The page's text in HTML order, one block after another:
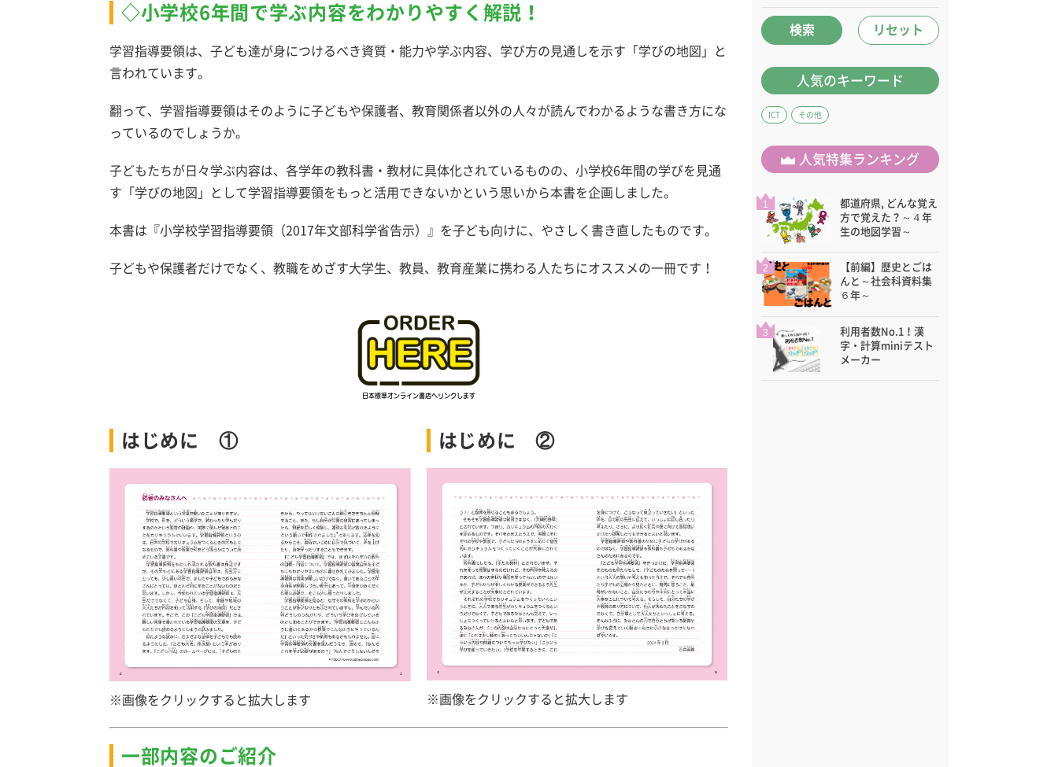
◇小学校6年間で学ぶ内容をわかりやすく解説！
学習指導要領は、子ども達が身につけるべき資質・能力や学ぶ内容、学び方の見通しを示す「学びの地図」と
言われています。
翻って、学習指導要領はそのように子どもや保護者、教育関係者以外の人々が読んでわかるような書き方にな
っているのでしょうか。
子どもたちが日々学ぶ内容は、各学年の教科書・教材に具体化されているものの、小学校6年間の学びを見通
す「学びの地図」として学習指導要領をもっと活用できないかという思いから本書を企画しました。
本書は『小学校学習指導要領（2017年文部科学省告示）』を子ども向けに、やさしく書き直したものです。
子どもや保護者だけでなく、教職をめざす大学生、教員、教育産業に携わる人たちにオススメの一冊です！
はじめに ①
※画像をクリックすると拡大します
はじめに ②
※画像をクリックすると拡大します
一部内容のご紹介
検索 リセット
人気のキーワード
ICT その他
人気特集ランキング
1
都道府県, どんな覚え
方で覚えた？～４年
生の地図学習～
2
【前編】歴史とごは
んと～社会科資料集
６年～
3
利用者数No.1！漢
字・計算miniテスト
メーカー